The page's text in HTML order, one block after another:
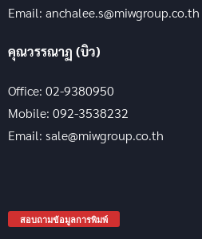
Email: anchalee.s@miwgroup.co.th
คุณวรรณาฏ (บิว)
Office: 02-9380950
Mobile: 092-3538232
Email: sale@miwgroup.co.th
สอบถามข้อมูลการพิมพ์